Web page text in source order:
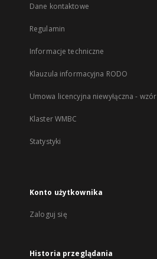
Dane kontaktowe
Regulamin
Informacje techniczne
Klauzula informacyjna RODO
Umowa licencyjna niewyłączna - wzór
Klaster WMBC
Statystyki
Konto użytkownika
Zaloguj się
Historia przeglądania